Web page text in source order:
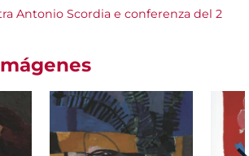
Antonio Scordia e conferenza del 2